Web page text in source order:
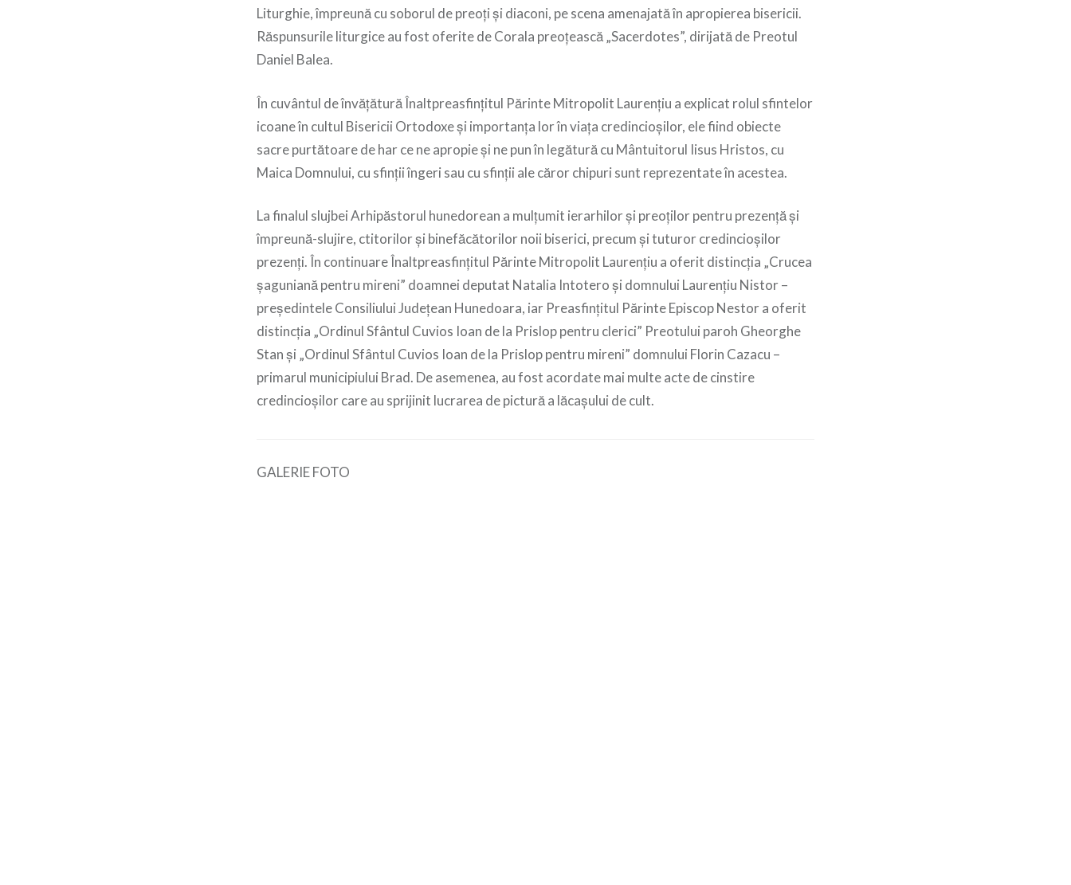
Liturghie, împreună cu soborul de preoți și diaconi, pe scena amenajată în apropierea bisericii.
Răspunsurile liturgice au fost oferite de Corala preoțească „Sacerdotes”, dirijată de Preotul
Daniel Balea.
În cuvântul de învățătură Înaltpreasfințitul Părinte Mitropolit Laurențiu a explicat rolul sfintelor
icoane în cultul Bisericii Ortodoxe și importanța lor în viața credincioșilor, ele fiind obiecte
sacre purtătoare de har ce ne apropie și ne pun în legătură cu Mântuitorul Iisus Hristos, cu
Maica Domnului, cu sfinții îngeri sau cu sfinții ale căror chipuri sunt reprezentate în acestea.
La finalul slujbei Arhipăstorul hunedorean a mulțumit ierarhilor și preoților pentru prezență și
împreună-slujire, ctitorilor și binefăcătorilor noii biserici, precum și tuturor credincioșilor
prezenți. În continuare Înaltpreasfințitul Părinte Mitropolit Laurențiu a oferit distincția „Crucea
șaguniană pentru mireni” doamnei deputat Natalia Intotero și domnului Laurențiu Nistor –
președintele Consiliului Județean Hunedoara, iar Preasfințitul Părinte Episcop Nestor a oferit
distincția „Ordinul Sfântul Cuvios Ioan de la Prislop pentru clerici” Preotului paroh Gheorghe
Stan și „Ordinul Sfântul Cuvios Ioan de la Prislop pentru mireni” domnului Florin Cazacu –
primarul municipiului Brad. De asemenea, au fost acordate mai multe acte de cinstire
credincioșilor care au sprijinit lucrarea de pictură a lăcașului de cult.
GALERIE FOTO